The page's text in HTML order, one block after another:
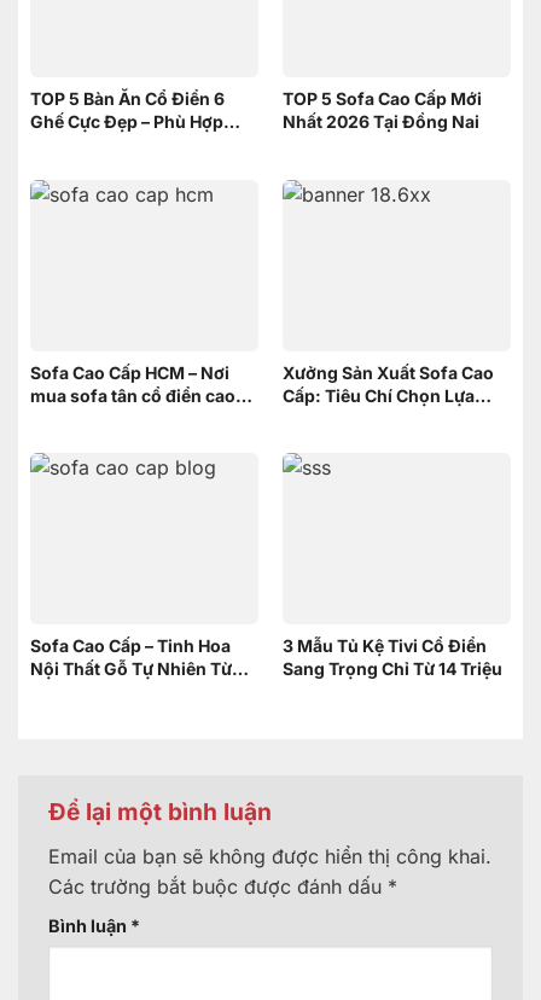
TOP 5 Bàn Ăn Cổ Điển 6
Ghế Cực Đẹp – Phù Hợp
TOP 5 Sofa Cao Cấp Mới
Nhất 2026 Tại Đồng Nai
Sofa Cao Cấp HCM – Nơi
mua sofa tân cổ điển cao
Xưởng Sản Xuất Sofa Cao
Cấp: Tiêu Chí Chọn Lựa
Sofa Cao Cấp – Tinh Hoa
Nội Thất Gỗ Tự Nhiên Từ
3 Mẫu Tủ Kệ Tivi Cổ Điển
Sang Trọng Chỉ Từ 14 Triệu
Để lại một bình luận
Email của bạn sẽ không được hiển thị công khai.
Các trường bắt buộc được đánh dấu *
Bình luận *